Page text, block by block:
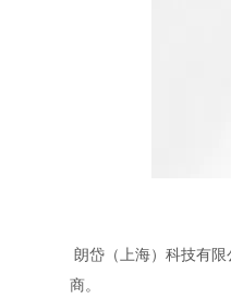
朗岱（上海）科技有
商。